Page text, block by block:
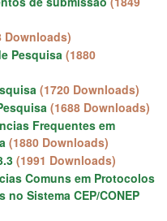
Downloads)
Pesquisa (1880
(1720 Downloads)
(1688 Downloads)
Frequentes em
(1880 Downloads)
(1991 Downloads)
Comuns em Protocolos
Sistema CEP/CONEP